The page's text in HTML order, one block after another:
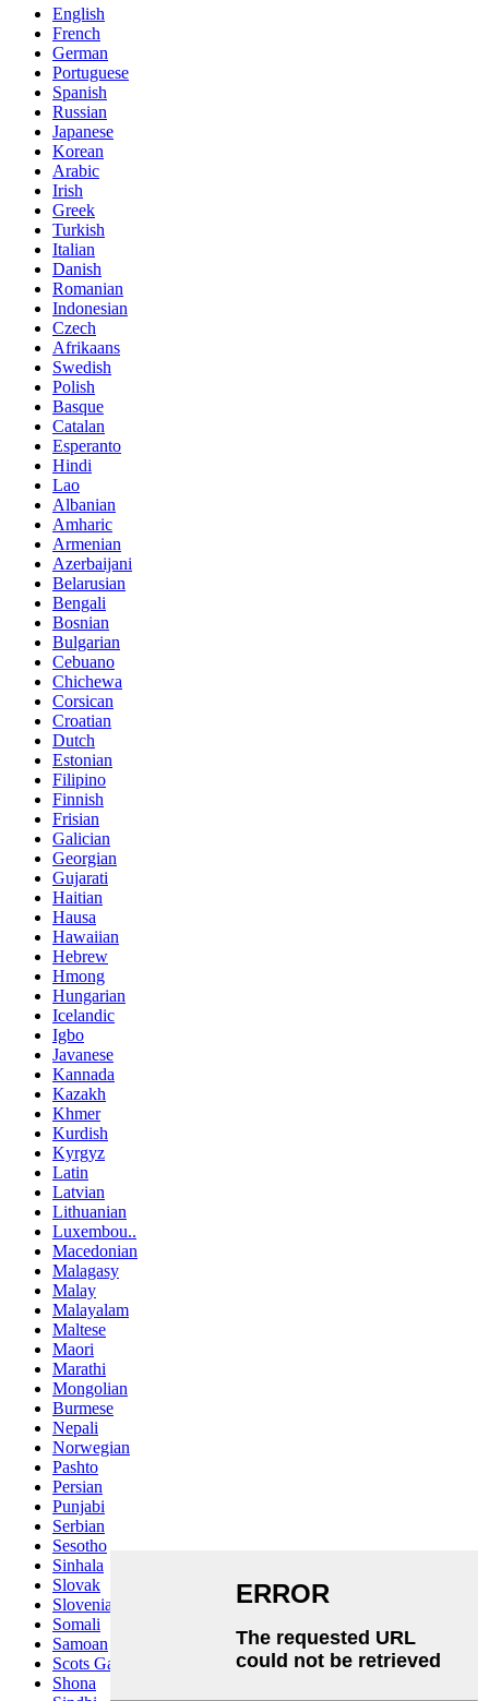
English
French
German
Portuguese
Spanish
Russian
Japanese
Korean
Arabic
Irish
Greek
Turkish
Italian
Danish
Romanian
Indonesian
Czech
Afrikaans
Swedish
Polish
Basque
Catalan
Esperanto
Hindi
Lao
Albanian
Amharic
Armenian
Azerbaijani
Belarusian
Bengali
Bosnian
Bulgarian
Cebuano
Chichewa
Corsican
Croatian
Dutch
Estonian
Filipino
Finnish
Frisian
Galician
Georgian
Gujarati
Haitian
Hausa
Hawaiian
Hebrew
Hmong
Hungarian
Icelandic
Igbo
Javanese
Kannada
Kazakh
Khmer
Kurdish
Kyrgyz
Latin
Latvian
Lithuanian
Luxembou..
Macedonian
Malagasy
Malay
Malayalam
Maltese
Maori
Marathi
Mongolian
Burmese
Nepali
Norwegian
Pashto
Persian
Punjabi
Serbian
Sesotho
Sinhala
Slovak
Slovenian
Somali
Samoan
Scots Gaelic
Shona